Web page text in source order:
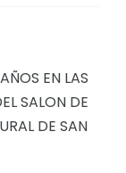
EN LAS
SALON DE
DE SAN